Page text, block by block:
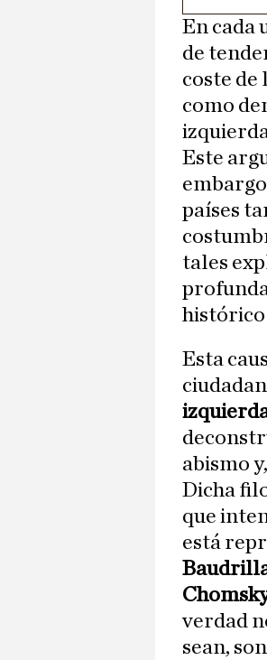
En cada
de
coste de
como
Este
países
tales
histórico
Esta
abismo
Dicha
que
está
verdad
sean,